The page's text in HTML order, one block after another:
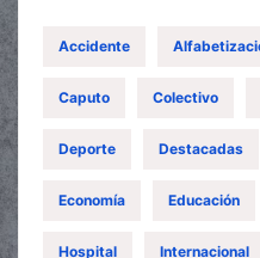
Accidente
Caputo Colectivo
Deporte Destacadas
Economía Educación
Hospital Internacional